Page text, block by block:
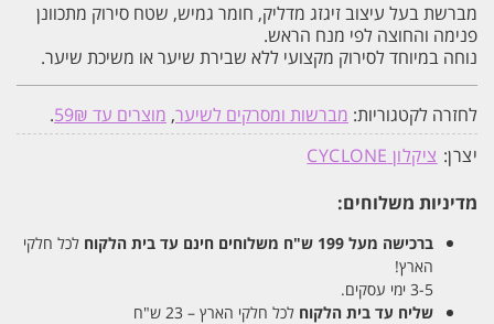
מברשת בעל עיצוב זיגזג מדליק, חומר גמיש, שטח סירוק מתכוונן
פנימה והחוצה לפי מנח הראש.
נוחה במיוחד לסירוק מקצועי ללא שבירת שיער או משיכת שיער.
לחזרה לקטגוריות: מברשות ומסרקים לשיער, מוצרים עד 59₪
.
יצרן: ציקלון CYCLONE
מדיניות משלוחים:
ברכישה מעל 199 ש"ח משלוחים חינם עד בית הלקוח לכל חלקי
הארץ!
3-5 ימי עסקים.
שליח עד בית הלקוח לכל חלקי הארץ – 23 ש"ח